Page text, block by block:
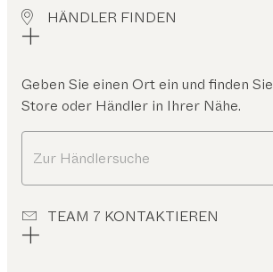
HÄNDLER FINDEN
Geben Sie einen Ort ein und finden
Store oder Händler in Ihrer Nähe.
Zur Händlersuche
TEAM 7 KONTAKTIEREN